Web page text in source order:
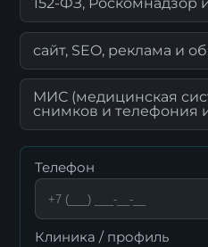
сайт, SEO, реклама и
МИС (медицинская
снимков и телефония
Телефон
Клиника / профиль